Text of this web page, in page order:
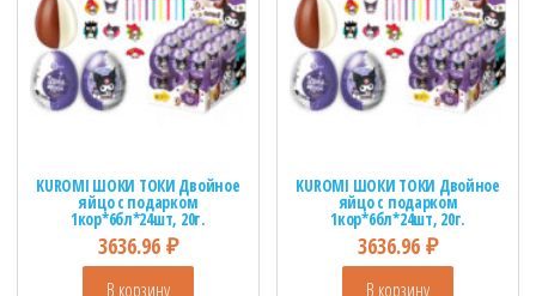
KUROMI ШОКИ ТОКИ Двойное
яйцо с подарком
1кор*6бл*24шт, 20г.
3636.96 ₽
В корзину
KUROMI ШОКИ ТОКИ Двойное
яйцо с подарком
1кор*6бл*24шт, 20г.
3636.96₽
В корзину